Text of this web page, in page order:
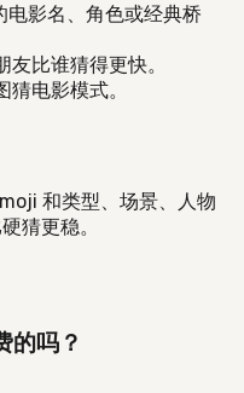
影名、角色或经典桥
比谁猜得更快。
电影模式。
和类型、场景、人物
猜更稳。
的吗？